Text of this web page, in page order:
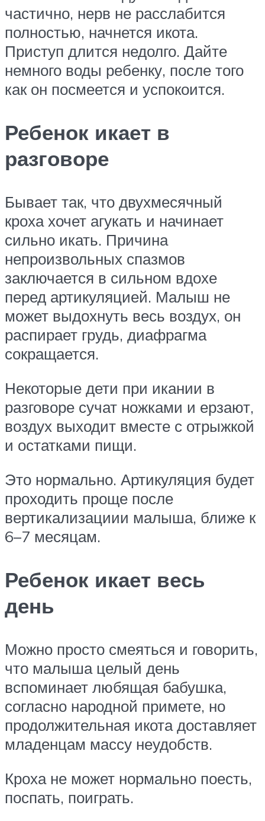
частично, нерв не расслабится
полностью, начнется икота.
Приступ длится недолго. Дайте
немного воды ребенку, после того
как он посмеется и успокоится.
Ребенок икает в
разговоре
Бывает так, что двухмесячный
кроха хочет агукать и начинает
сильно икать. Причина
непроизвольных спазмов
заключается в сильном вдохе
перед артикуляцией. Малыш не
может выдохнуть весь воздух, он
распирает грудь, диафрагма
сокращается.
Некоторые дети при икании в
разговоре сучат ножками и ерзают,
воздух выходит вместе с отрыжкой
и остатками пищи.
Это нормально. Артикуляция будет
проходить проще после
вертикализациии малыша, ближе к
6–7 месяцам.
Ребенок икает весь
день
Можно просто смеяться и говорить,
что малыша целый день
вспоминает любящая бабушка,
согласно народной примете, но
продолжительная икота доставляет
младенцам массу неудобств.
Кроха не может нормально поесть,
поспать, поиграть.